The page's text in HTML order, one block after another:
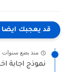
قد يعجبك ايضا
منذ بضع سنوات
نموذج اجابة